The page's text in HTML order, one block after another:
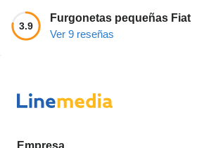
3.9
Furgonetas pequeñas Fiat
Ver 9 reseñas
Empresa